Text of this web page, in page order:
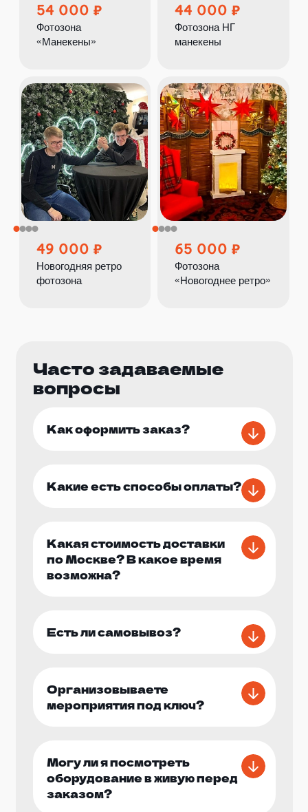
54 000
Фотозона
«Манекены»
44 000
Фотозона НГ
манекены
49 000
Новогодняя ретро
фотозона
65 000
Фотозона
«Новогоднее ретро»
Часто задаваемые
вопросы
Как оформить заказ?
Какие есть способы оплаты?
Какая стоимость доставки
по Москве? В какое время
возможна?
Есть ли самовывоз?
Организовываете
мероприятия под ключ?
Могу ли я посмотреть
оборудование в живую перед
заказом?